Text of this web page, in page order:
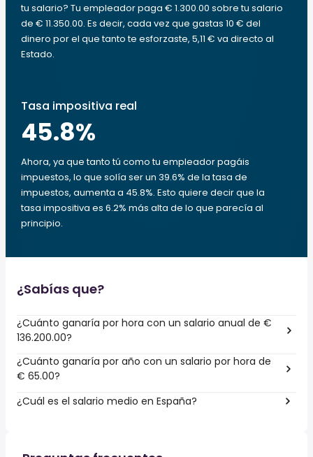
tu salario? Tu empleador paga € 1.300.00 sobre tu salario
de € 11.350.00. Es decir, cada vez que gastas 10 € del
dinero por el que tanto te esforzaste, 5,11 € va directo al
Estado.
Tasa impositiva real
45.8%
Ahora, ya que tanto tú como tu empleador pagáis
impuestos, lo que solía ser un 39.6% de la tasa de
impuestos, aumenta a 45.8%. Esto quiere decir que la
tasa impositiva es 6.2% más alta de lo que parecía al
principio.
¿Sabías que?
¿Cuánto ganaría por hora con un salario anual de €
136.200.00?
¿Cuánto ganaría por año con un salario por hora de
€ 65.00?
¿Cuál es el salario medio en España?